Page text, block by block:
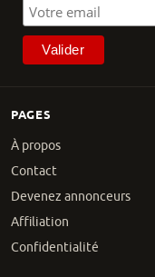
PAGES
À propos
Contact
Devenez annonceurs
Affiliation
Confidentialité